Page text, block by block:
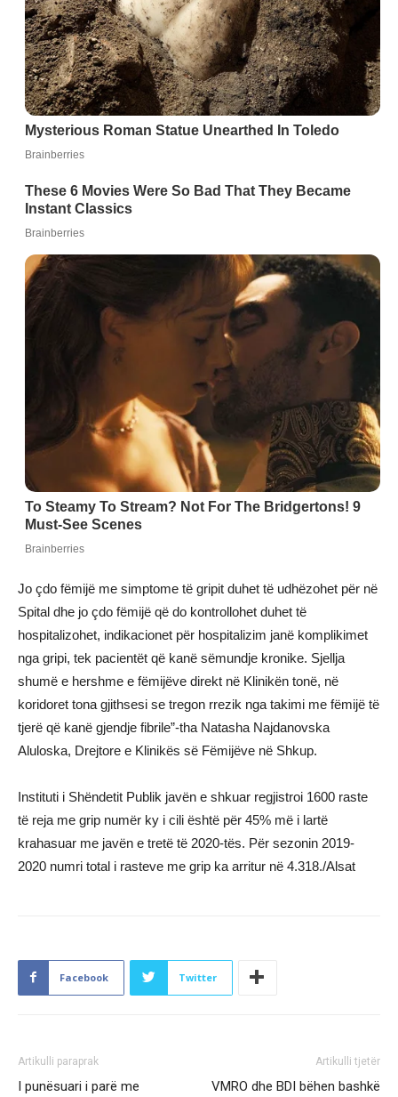
Jo çdo fëmijë me simptome të gripit duhet të udhëzohet për në
Spital dhe jo çdo fëmijë që do kontrollohet duhet të
hospitalizohet, indikacionet për hospitalizim janë komplikimet
nga gripi, tek pacientët që kanë sëmundje kronike. Sjellja
shumë e hershme e fëmijëve direkt në Klinikën tonë, në
koridoret tona gjithsesi se tregon rrezik nga takimi me fëmijë të
tjerë që kanë gjendje fibrile”-tha Natasha Najdanovska
Aluloska, Drejtore e Klinikës së Fëmijëve në Shkup.
Instituti i Shëndetit Publik javën e shkuar regjistroi 1600 raste
të reja me grip numër ky i cili është për 45% më i lartë
krahasuar me javën e tretë të 2020-tës. Për sezonin 2019-
2020 numri total i rasteve me grip ka arritur në 4.318./Alsat
Facebook Twitter
Artikulli paraprak
I punësuari i parë me
Artikulli tjetër
VMRO dhe BDI bëhen bashkë